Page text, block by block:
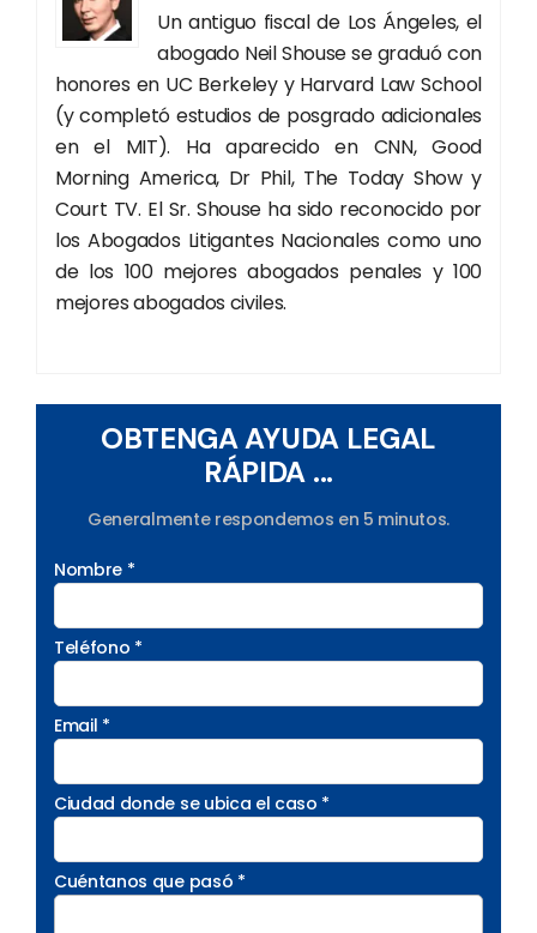
Un antiguo fiscal de Los Ángeles, el
abogado Neil Shouse se graduó con
honores en UC Berkeley y Harvard Law School
(y completó estudios de posgrado adicionales
en el MIT). Ha aparecido en CNN, Good
Morning America, Dr Phil, The Today Show y
Court TV. El Sr. Shouse ha sido reconocido por
los Abogados Litigantes Nacionales como uno
de los 100 mejores abogados penales y 100
mejores abogados civiles.
OBTENGA AYUDA LEGAL
RÁPIDA ...
Generalmente respondemos en 5 minutos.
Nombre *
Teléfono *
Email *
Ciudad donde se ubica el caso *
Cuéntanos que pasó *